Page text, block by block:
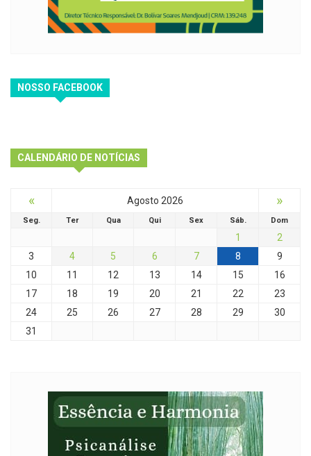
NOSSO FACEBOOK
CALENDÁRIO DE NOTÍCIAS
« Agosto 2026 »
Seg. Ter Qua Qui Sex Sáb. Dom
1
2
3
4 5 6 7 8
9
10
11 12 13 14 15
16
17
18 19 20 21 22
23
24
25 26 27 28 29
30
31